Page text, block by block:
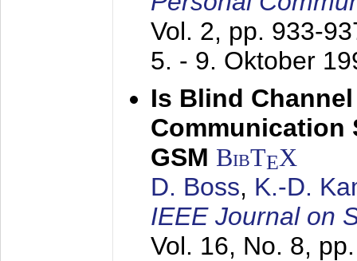
Vol. 2, pp. 933-
5. - 9. Oktober
Is Blind
Communication
GSM BibTEX
D. Boss, K.-D.
IEEE Journal on
Vol. 16, No. 8,